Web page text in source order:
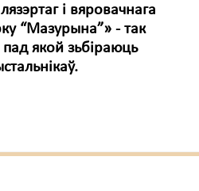
і вяровачнага
“Мазурына”» - так
якой зьбіраюць